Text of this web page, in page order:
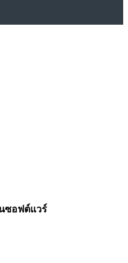
ซอฟต์แวร์